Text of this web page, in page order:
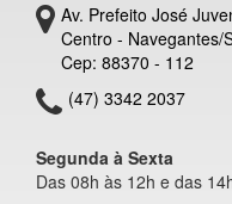
Av. Prefeito José
Centro - Navegantes/
Cep: 88370 - 112
(47) 3342 2037
Segunda à Sexta
Das 08h às 12h e das